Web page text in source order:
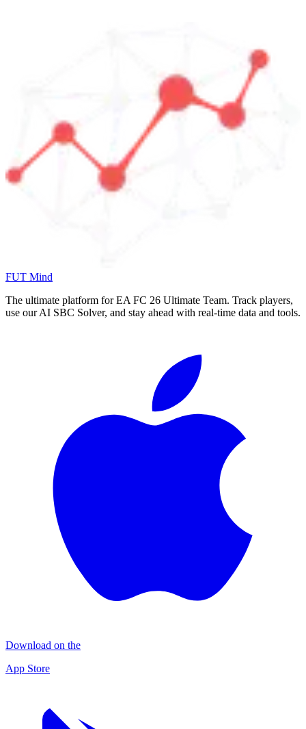
FUT Mind
The ultimate platform for EA FC 26 Ultimate Team. Track players,
use our AI SBC Solver, and stay ahead with real-time data and tools.
Download on the
App Store